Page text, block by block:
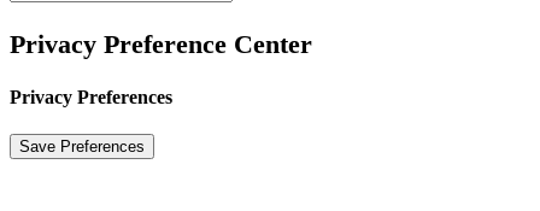
Privacy Preference Center
Privacy Preferences